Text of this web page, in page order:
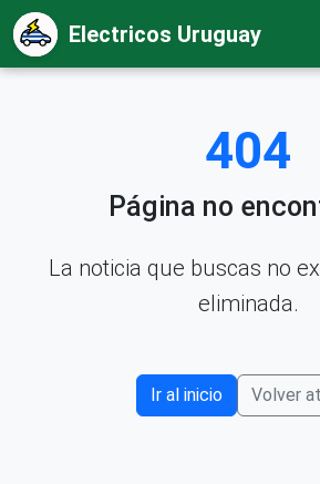
Electricos Uruguay
404
Página no
La noticia que buscas no
eliminada.
Ir al inicio Volver